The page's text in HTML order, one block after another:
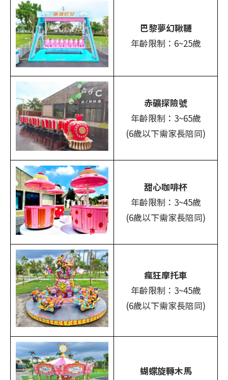
巴黎夢幻鞦韆
年齡限制：6~25歲
赤礦探險號
年齡限制：3~65歲
(6歲以下需家長陪同)
甜心咖啡杯
年齡限制：3~45歲
(6歲以下需家長陪同)
瘋狂摩托車
年齡限制：3~45歲
(6歲以下需家長陪同)
蝴蝶旋轉木馬